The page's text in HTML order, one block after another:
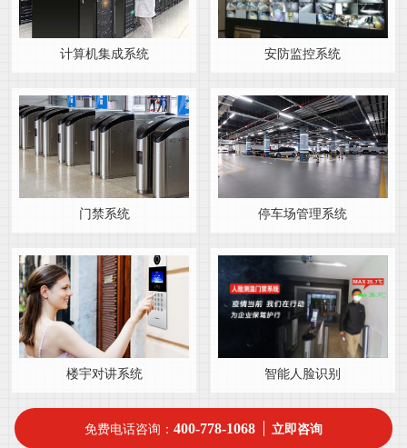
计算机集成系统 安防监控系统
门禁系统 停车场管理系统
楼宇对讲系统 智能人脸识别
免费电话咨询：400-778-1068 立即咨询